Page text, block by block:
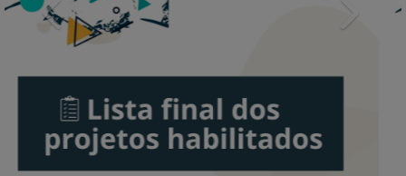
Previous Next